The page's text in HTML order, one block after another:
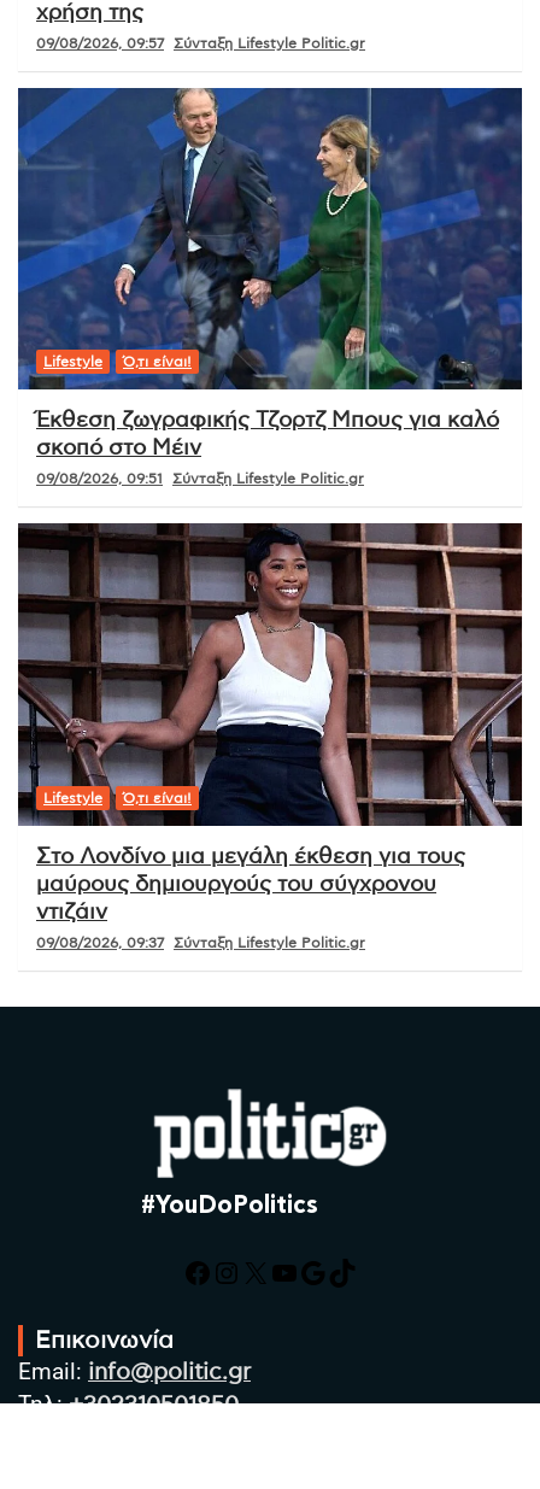
χρήση της
09/08/2026, 09:57 Σύνταξη Lifestyle Politic.gr
Lifestyle Ό,τι είναι!
Έκθεση ζωγραφικής Τζορτζ Μπους για καλό
σκοπό στο Μέιν
09/08/2026, 09:51 Σύνταξη Lifestyle Politic.gr
Lifestyle Ό,τι είναι!
Στο Λονδίνο μια μεγάλη έκθεση για τους
μαύρους δημιουργούς του σύγχρονου
ντιζάιν
09/08/2026, 09:37 Σύνταξη Lifestyle Politic.gr
#YouDoPolitics
Facebook
Instagram
X YouTube
Google
TikTok
Επικοινωνία
Email: info@politic.gr
Τηλ:+302310501850